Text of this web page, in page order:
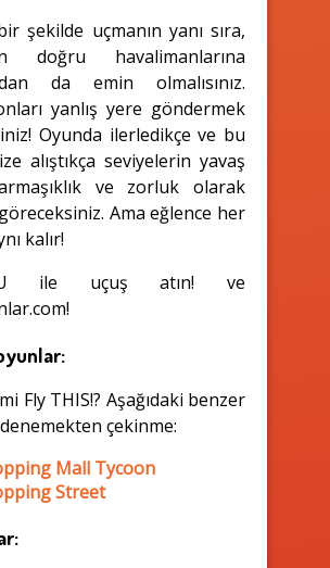
şekilde uçmanın yanı sıra,
doğru havalimanlarına
da emin olmalısınız.
yanlış yere göndermek
Oyunda ilerledikçe ve bu
alıştıkça seviyelerin yavaş
ve zorluk olarak
göreceksiniz. Ama eğlence her
kalır!
ile uçuş atın! ve
Fly THIS!? Aşağıdaki benzer
çekinme:
Mall Tycoon
Street